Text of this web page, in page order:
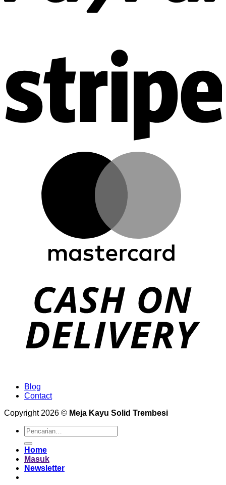
Blog
Contact
Copyright 2026 © Meja Kayu Solid Trembesi
Pencarian
untuk:
Home
Masuk
Newsletter